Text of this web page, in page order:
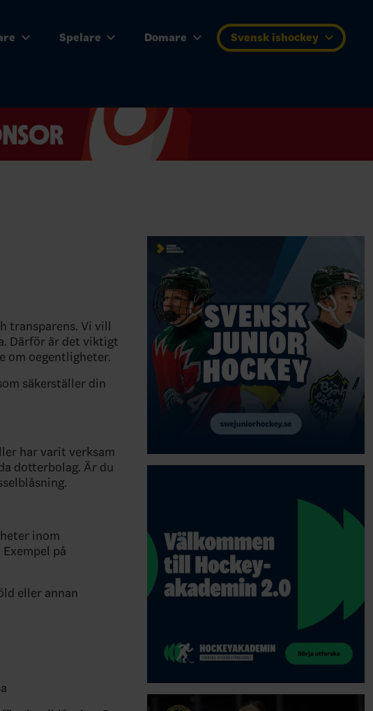
Spelare Domare Svensk ishockey
transparens. Vi vill
Därför är det viktigt
om oegentligheter.
säkerställer din
har varit verksam
dotterbolag. Är du
inom
på
eller annan